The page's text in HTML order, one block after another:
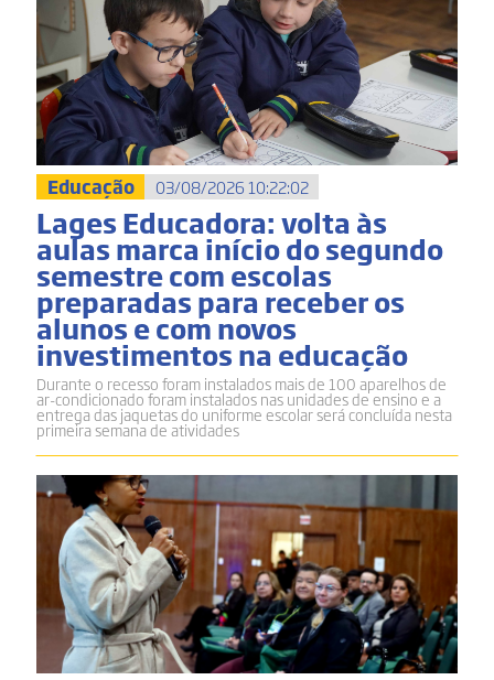
Educação 03/08/2026 10:22:02
Lages Educadora: volta às
aulas marca início do segundo
semestre com escolas
preparadas para receber os
alunos e com novos
investimentos na educação
Durante o recesso foram instalados mais de 100 aparelhos de
ar-condicionado foram instalados nas unidades de ensino e a
entrega das jaquetas do uniforme escolar será concluída nesta
primeira semana de atividades